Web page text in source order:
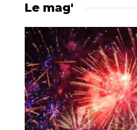
Le mag'